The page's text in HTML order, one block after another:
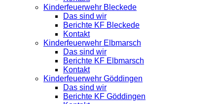
Kinderfeuerwehr Bleckede
Das sind wir
Berichte KF Bleckede
Kontakt
Kinderfeuerwehr Elbmarsch
Das sind wir
Berichte KF Elbmarsch
Kontakt
Kinderfeuerwehr Göddingen
Das sind wir
Berichte KF Göddingen